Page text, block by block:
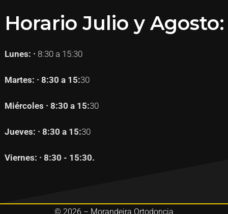
Horario Julio y Agosto:
Lunes: · 8:30 a 15:30
Martes: · 8:30 a 15:30
Miércoles · 8:30 a 15:30
Jueves: · 8:30 a 15:30
Viernes: · 8:30 - 15:30.
© 2026 – Morandeira Ortodoncia